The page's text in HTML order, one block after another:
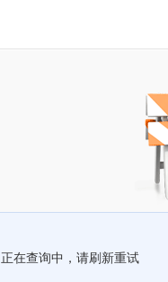
正在查询中，请刷新重试